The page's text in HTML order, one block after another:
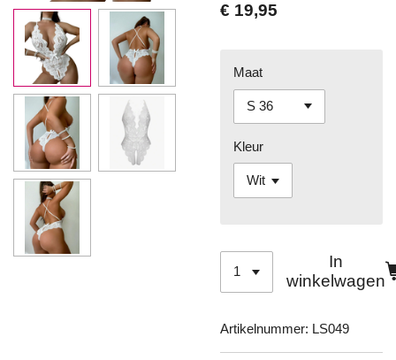
€ 19,95
Maat
Kleur
In
winkelwagen
Artikelnummer: LS049